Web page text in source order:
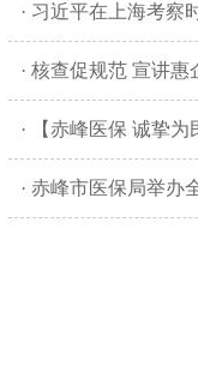
· 习近平在上海考察
· 核查促规范 宣讲
· 【赤峰医保 诚挚
· 赤峰市医保局举办